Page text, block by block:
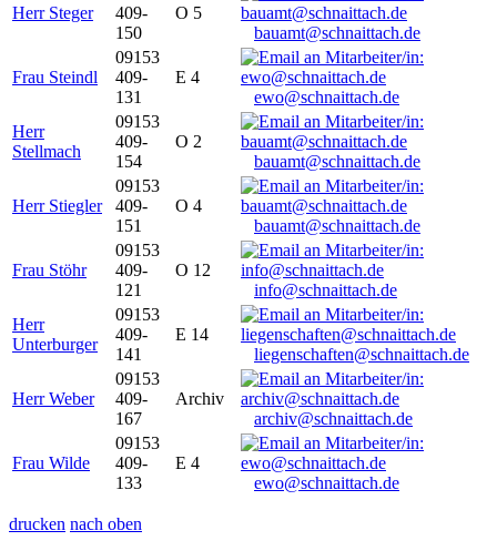
Herr Steger
409-
150
O 5
bauamt@schnaittach.de
Frau Steindl
09153
409-
131
E 4
ewo@schnaittach.de
Herr
Stellmach
09153
409-
154
O 2
bauamt@schnaittach.de
Herr Stiegler
09153
409-
151
O 4
bauamt@schnaittach.de
Frau Stöhr
09153
409-
121
O 12
info@schnaittach.de
Herr
Unterburger
09153
409-
141
E 14
liegenschaften@schnaittach.de
Herr Weber
09153
409-
167
Archiv
archiv@schnaittach.de
Frau Wilde
09153
409-
133
E 4
ewo@schnaittach.de
drucken nach oben